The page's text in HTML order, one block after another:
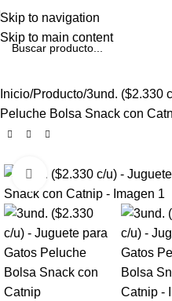
Skip to navigation
Skip to main content
Inicio Producto 3und. ($2.330
Peluche Bolsa Snack con
Click to enlarge